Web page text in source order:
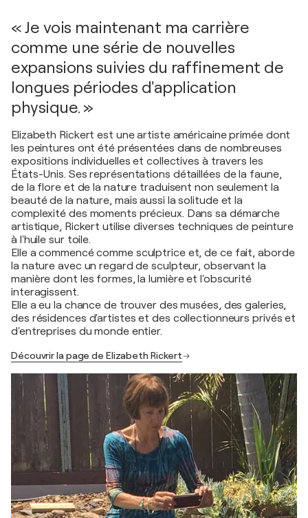
« Je vois maintenant ma carrière
comme une série de nouvelles
expansions suivies du raffinement de
longues périodes d'application
physique. »
Elizabeth Rickert est une artiste américaine primée dont
les peintures ont été présentées dans de nombreuses
expositions individuelles et collectives à travers les
États-Unis. Ses représentations détaillées de la faune,
de la flore et de la nature traduisent non seulement la
beauté de la nature, mais aussi la solitude et la
complexité des moments précieux. Dans sa démarche
artistique, Rickert utilise diverses techniques de peinture
à l'huile sur toile.
Elle a commencé comme sculptrice et, de ce fait, aborde
la nature avec un regard de sculpteur, observant la
manière dont les formes, la lumière et l'obscurité
interagissent.
Elle a eu la chance de trouver des musées, des galeries,
des résidences d'artistes et des collectionneurs privés et
d'entreprises du monde entier.
Découvrir la page de Elizabeth Rickert